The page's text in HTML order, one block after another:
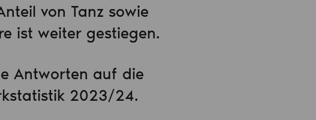
von Tanz sowie
ist weiter gestiegen.
Antworten auf die
2023/24.